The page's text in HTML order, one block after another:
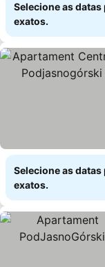
Selecione as
exatos.
Selecione as
exatos.